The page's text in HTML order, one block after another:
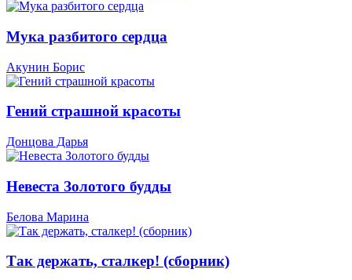
Мука разбитого сердца
Акунин Борис
Гений страшной красоты
Донцова Дарья
Невеста Золотого будды
Белова Марина
Так держать, сталкер! (сборник)